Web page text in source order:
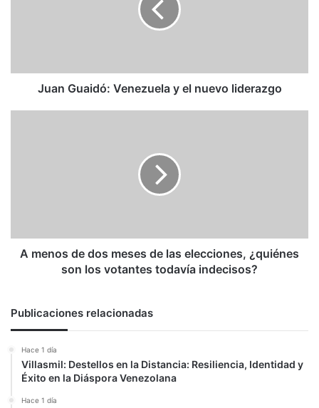
Juan Guaidó: Venezuela y el nuevo liderazgo
¿quiénes
son
indecisos?
A menos de dos meses de las elecciones, ¿quiénes
son los votantes todavía indecisos?
Publicaciones relacionadas
Hace 1 día
Villasmil: Destellos en la Distancia: Resiliencia, Identidad y
Éxito en la Diáspora Venezolana
Hace 1 día